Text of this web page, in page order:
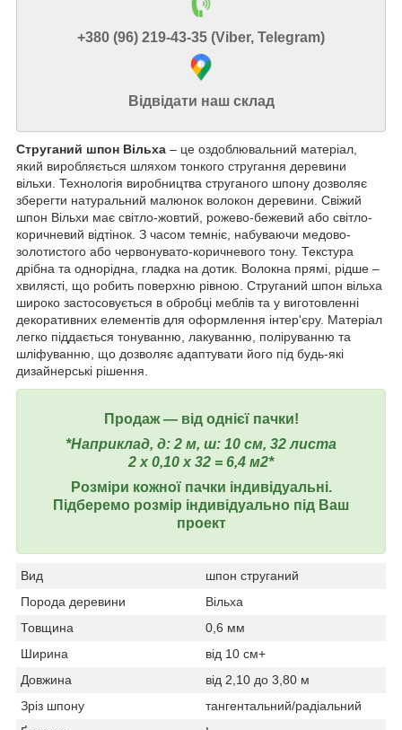
+380 (96) 219-43-35 (Viber, Telegram)
Відвідати наш склад
Струганий шпон Вільха – це оздоблювальний матеріал,
який виробляється шляхом тонкого стругання деревини
вільхи. Технологія виробництва струганого шпону дозволяє
зберегти натуральний малюнок волокон деревини. Свіжий
шпон Вільхи має світло-жовтий, рожево-бежевий або світло-
коричневий відтінок. З часом темніє, набуваючи медово-
золотистого або червонувато-коричневого тону. Текстура
дрібна та однорідна, гладка на дотик. Волокна прямі, рідше –
хвилясті, що робить поверхню рівною. Струганий шпон вільха
широко застосовується в обробці меблів та у виготовленні
декоративних елементів для оформлення інтер'єру. Матеріал
легко піддається тонуванню, лакуванню, поліруванню та
шліфуванню, що дозволяє адаптувати його під будь-які
дизайнерські рішення.
Продаж ― від однієї пачки!
*Наприклад, д: 2 м, ш: 10 см, 32 листа
2 х 0,10 х 32 = 6,4 м2*
Розміри кожної пачки індивідуальні.
Підберемо розмір індивідуально під Ваш
проект
Вид
шпон струганий
Порода деревини
Вільха
Товщина
0,6 мм
Ширина
від 10 см+
Довжина
від 2,10 до 3,80 м
Зріз шпону
тангентальний/радіальний